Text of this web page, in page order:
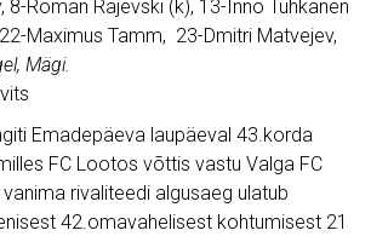
8-Roman Rajevski (k), 13-Inno Tuhkanen
Maximus Tamm, 23-Dmitri Matvejev,
Mägi.
Emadepäeva laupäeval 43.korda
FC Lootos võttis vastu Valga FC
rivaliteedi algusaeg ulatub
42.omavahelisest kohtumisest 21